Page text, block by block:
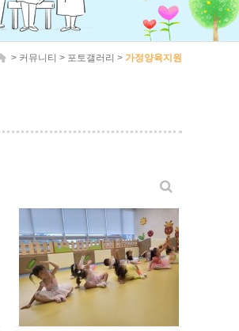
> 커뮤니티 > 포토갤러리 > 가정양육지원